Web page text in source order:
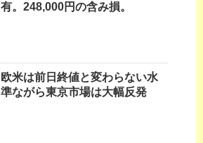
有。248,000円の含み損。
欧米は前日終値と変わらない水
準ながら東京市場は大幅反発